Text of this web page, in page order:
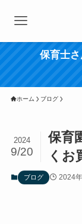
保育士
ホーム ブログ
保育
くお
2024
9/20
ブログ 2024